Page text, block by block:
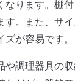
ります。棚
す。また、サ
が容易です。
調理器具の